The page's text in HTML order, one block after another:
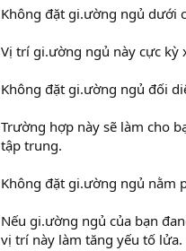
Không đặt gi.ường ngủ dưới
Vị trí gi.ường ngủ này cực kỳ
Không đặt gi.ường ngủ đối
Trường hợp này sẽ làm cho
tập trung.
Không đặt gi.ường ngủ nằm
Nếu gi.ường ngủ của bạn
vị trí này làm tăng yếu tố lửa.